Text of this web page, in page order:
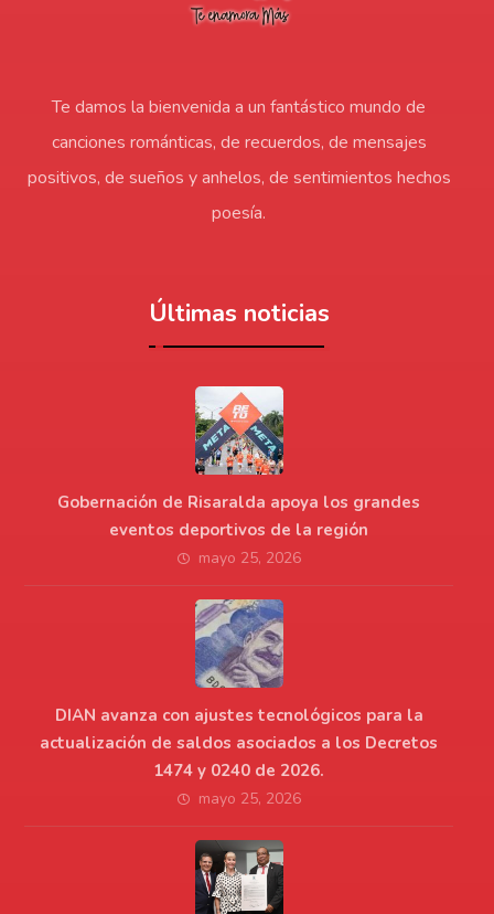
Te damos la bienvenida a un fantástico mundo de
canciones románticas, de recuerdos, de mensajes
positivos, de sueños y anhelos, de sentimientos hechos
poesía.
Últimas noticias
Gobernación de Risaralda apoya los grandes
eventos deportivos de la región
mayo 25, 2026
DIAN avanza con ajustes tecnológicos para la
actualización de saldos asociados a los Decretos
1474 y 0240 de 2026.
mayo 25, 2026